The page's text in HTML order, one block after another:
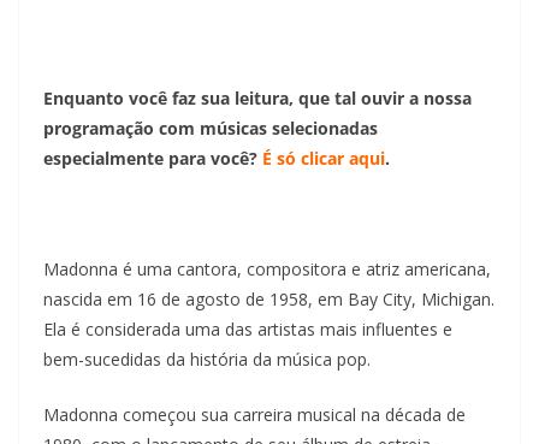
Enquanto você faz sua leitura, que tal ouvir a nossa
programação com músicas selecionadas
especialmente para você? É só clicar aqui.
Madonna é uma cantora, compositora e atriz americana,
nascida em 16 de agosto de 1958, em Bay City, Michigan.
Ela é considerada uma das artistas mais influentes e
bem-sucedidas da história da música pop.
Madonna começou sua carreira musical na década de